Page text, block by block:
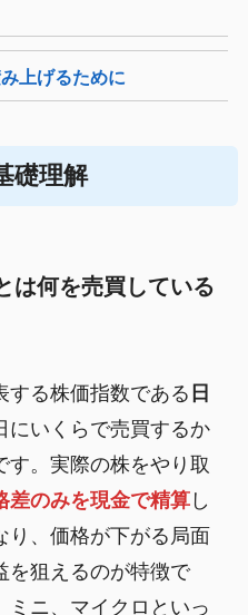
上げるために
礎理解
は何を売買している
する株価指数である 日
にいくらで売買するか
す。実際の株をやり取
差のみを現金で精算し
り、価格が下がる局面
を狙えるのが特徴で
ミニ、マイクロといっ